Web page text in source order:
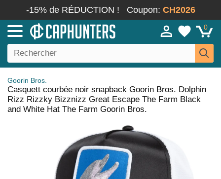
-15% de RÉDUCTION ! Coupon: CH2026
0
Goorin Bros.
Casquett courbée noir snapback Goorin Bros. Dolphin
Rizz Rizzky Bizznizz Great Escape The Farm Black
and White Hat The Farm Goorin Bros.